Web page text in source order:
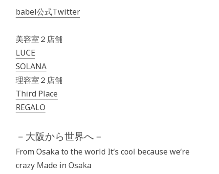
babel公式Twitter
美容室２店舗
LUCE
SOLANA
理容室２店舗
Third Place
REGALO
－大阪から世界へ－
From Osaka to the world It’s cool because we’re
crazy Made in Osaka